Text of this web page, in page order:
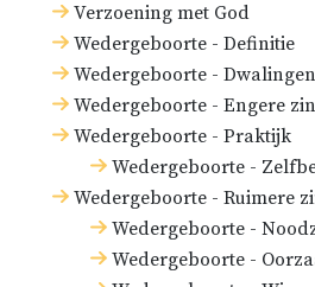
Verzoening met God
Wedergeboorte - Definitie
Wedergeboorte - Dwalingen
Wedergeboorte - Engere zin
Wedergeboorte - Praktijk
Wedergeboorte -
Wedergeboorte - Ruimere
Wedergeboorte -
Wedergeboorte -